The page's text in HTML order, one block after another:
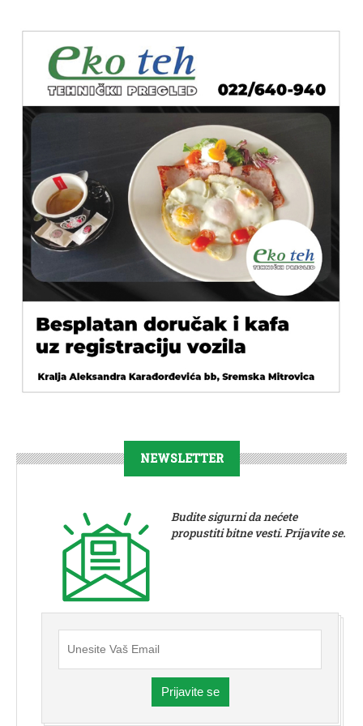
NEWSLETTER
Budite sigurni da nećete
propustiti bitne vesti. Prijavite se.
Prijavite se